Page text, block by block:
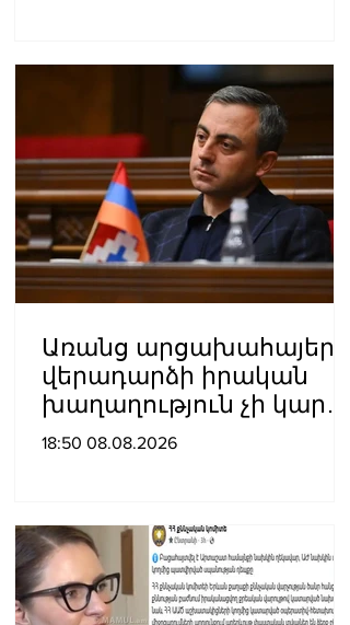
Առանց արցախահայերի
վերադարձի իրական
խաղաղություն չի կարող
լինել․ Սաղաթելյան
18:50 08.08.2026